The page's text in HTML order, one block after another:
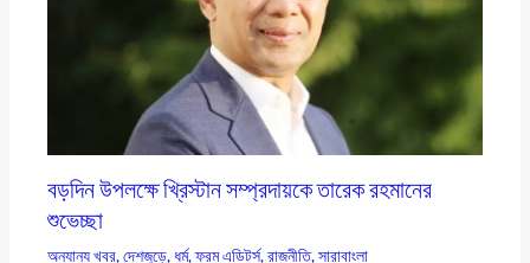
বড়দিন উপলক্ষে খ্রিস্টান সম্প্রদায়কে তারেক রহমানের
শুভেচ্ছা
অন্যান্য খবর,দেশজুড়ে, ধর্ম,ফ্রম এডিটর্স,রাজনীতি,সারাবাংলা